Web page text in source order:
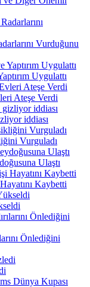
Vurduğunu
Uygulattı
Ateşe Verdi
iddiası
Vurguladı
Ulaştı
Kaybetti
Önlediğini